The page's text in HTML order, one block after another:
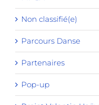
Non classifié(e)
Parcours Danse
Partenaires
Pop-up